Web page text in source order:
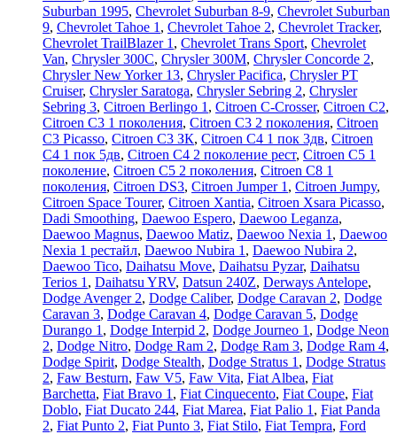
Suburban 1995, Chevrolet Suburban 8-9, Chevrolet Suburban
9, Chevrolet Tahoe 1 , Chevrolet Tahoe 2, Chevrolet Tracker,
Chevrolet TrailBlazer 1 , Chevrolet Trans Sport, Chevrolet
Van, Chrysler 300C, Chrysler 300M, Chrysler Concorde 2,
Chrysler New Yorker 13, Chrysler Pacifica, Chrysler PT
Cruiser, Chrysler Saratoga, Chrysler Sebring 2, Chrysler
Sebring 3, Citroen Berlingo 1 , Citroen C-Crosser, Citroen C2,
Citroen C3 1 поколения, Citroen C3 2 поколения, Citroen
C3 Picasso, Citroen C3 ЗК, Citroen C4 1 пок 3дв, Citroen
C4 1 пок 5дв, Citroen C4 2 поколение рест, Citroen C5 1
поколение, Citroen C5 2 поколения, Citroen C8 1
поколения, Citroen DS3, Citroen Jumper 1 , Citroen Jumpy,
Citroen Space Tourer, Citroen Xantia, Citroen Xsara Picasso,
Dadi Smoothing, Daewoo Espero, Daewoo Leganza,
Daewoo Magnus, Daewoo Matiz, Daewoo Nexia 1 , Daewoo
Nexia 1 рестайл, Daewoo Nubira 1 , Daewoo Nubira 2,
Daewoo Tico, Daihatsu Move, Daihatsu Pyzar, Daihatsu
Terios 1 , Daihatsu YRV, Datsun 240Z, Derways Antelope,
Dodge Avenger 2, Dodge Caliber, Dodge Caravan 2, Dodge
Caravan 3, Dodge Caravan 4, Dodge Caravan 5, Dodge
Durango 1 , Dodge Interpid 2, Dodge Journeo 1 , Dodge Neon
2, Dodge Nitro, Dodge Ram 2, Dodge Ram 3, Dodge Ram 4,
Dodge Spirit, Dodge Stealth, Dodge Stratus 1 , Dodge Stratus
2, Faw Besturn, Faw V5, Faw Vita, Fiat Albea, Fiat
Barchetta, Fiat Bravo 1 , Fiat Cinquecento, Fiat Coupe, Fiat
Doblo, Fiat Ducato 244, Fiat Marea, Fiat Palio 1 , Fiat Panda
2, Fiat Punto 2, Fiat Punto 3, Fiat Stilo, Fiat Tempra, Ford